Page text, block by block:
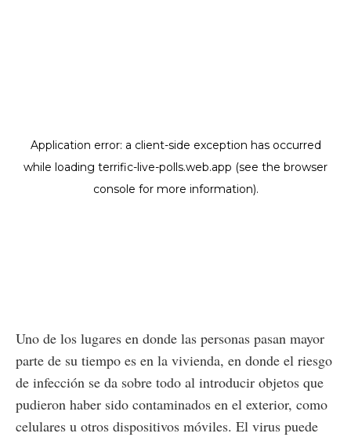
Uno de los lugares en donde las personas pasan mayor
parte de su tiempo es en la vivienda, en donde el riesgo
de infección se da sobre todo al introducir objetos que
pudieron haber sido contaminados en el exterior, como
celulares u otros dispositivos móviles. El virus puede